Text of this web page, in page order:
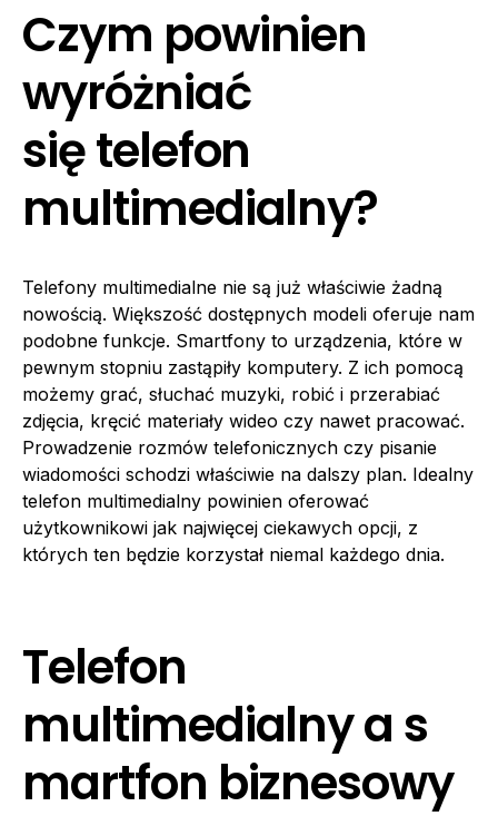
Czym powinien
wyróżniać
się telefon
multimedialny?
Telefony multimedialne nie są już właściwie żadną
nowością. Większość dostępnych modeli oferuje nam
podobne funkcje. Smartfony to urządzenia, które w
pewnym stopniu zastąpiły komputery. Z ich pomocą
możemy grać, słuchać muzyki, robić i przerabiać
zdjęcia, kręcić materiały wideo czy nawet pracować.
Prowadzenie rozmów telefonicznych czy pisanie
wiadomości schodzi właściwie na dalszy plan. Idealny
telefon multimedialny powinien oferować
użytkownikowi jak najwięcej ciekawych opcji, z
których ten będzie korzystał niemal każdego dnia.
Telefon
multimedialny a s
martfon biznesowy